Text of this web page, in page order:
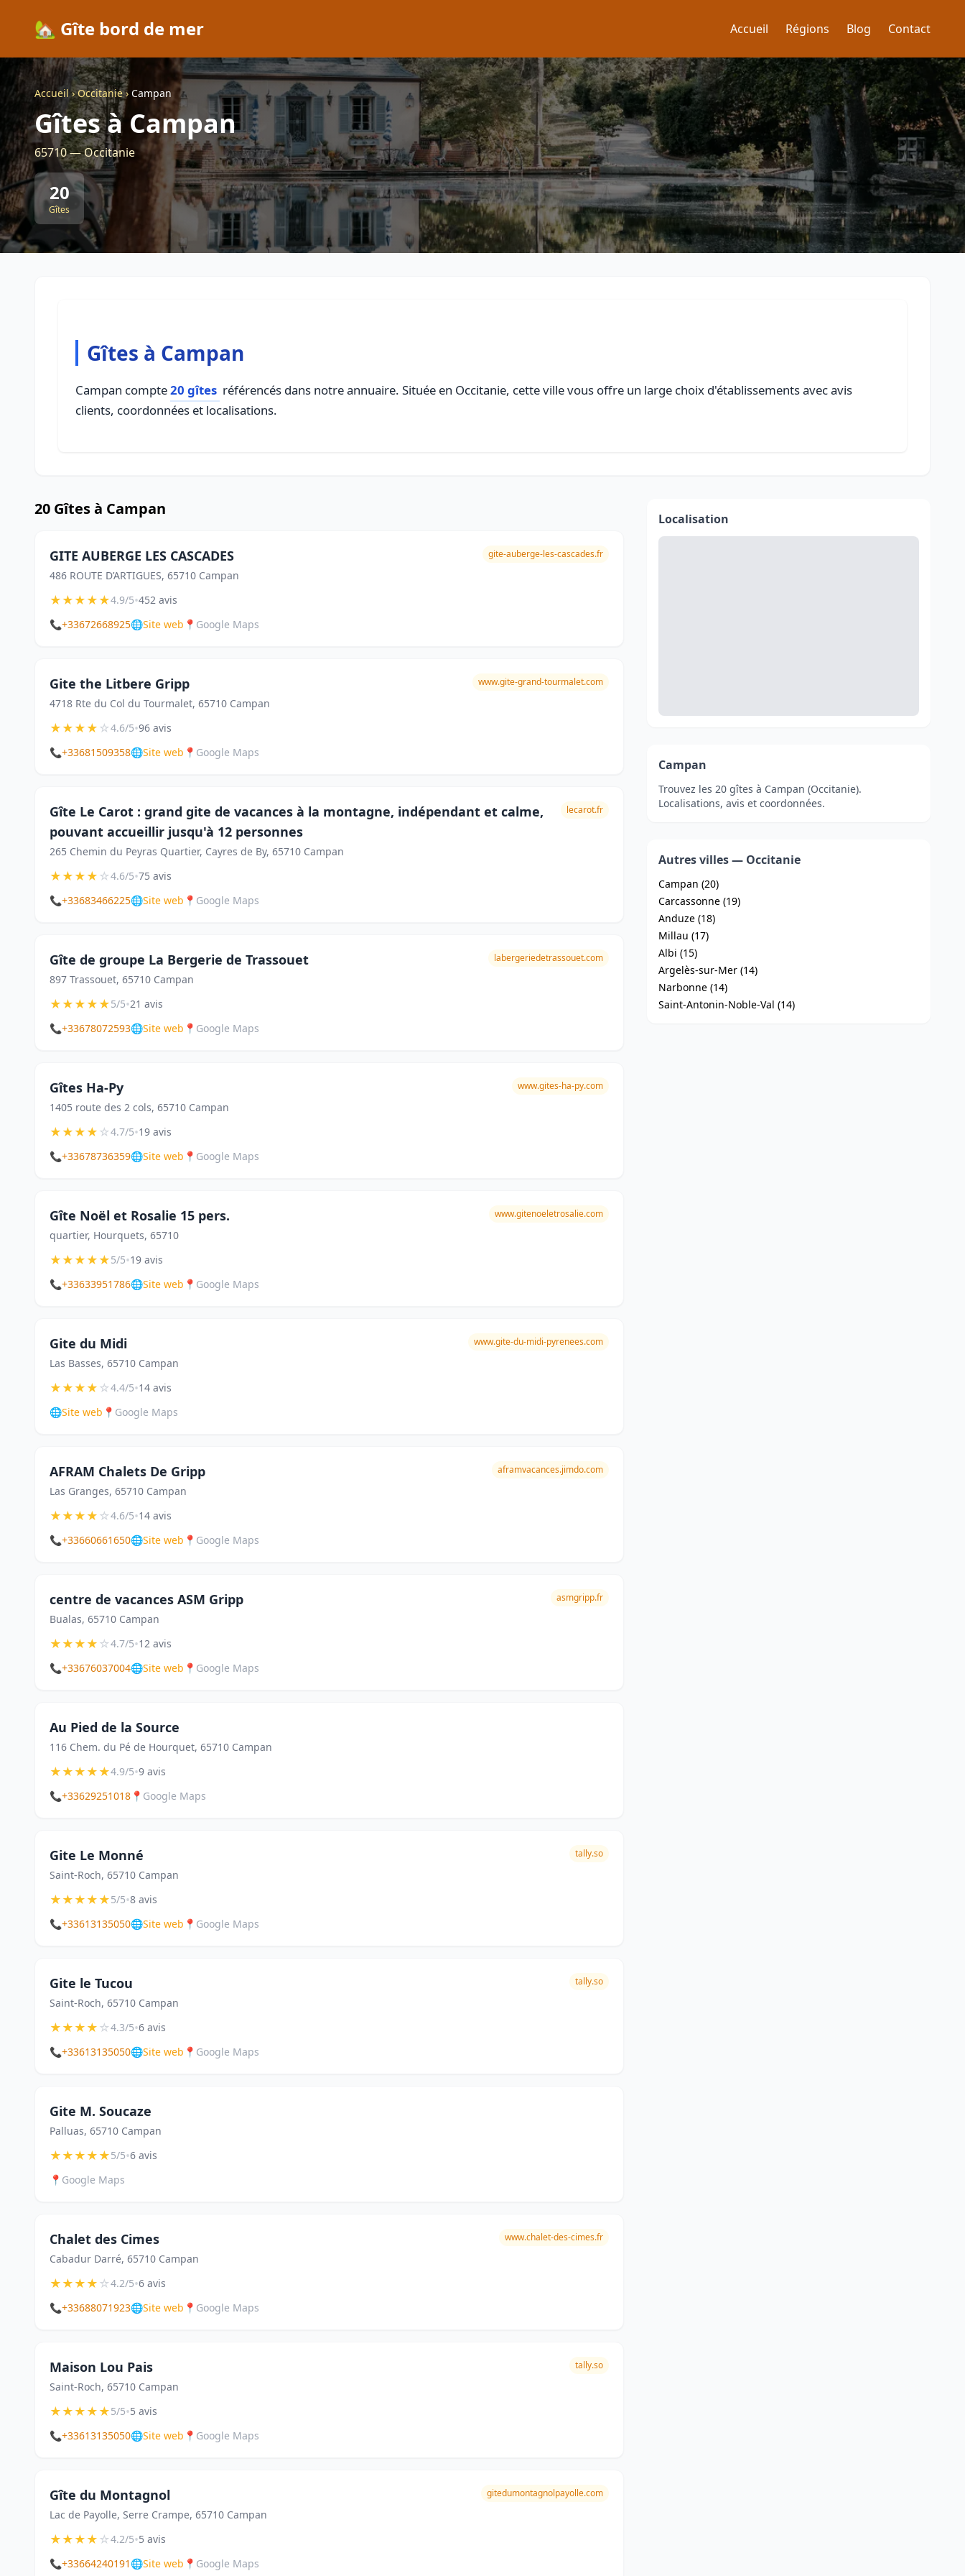
🏡 Gîte bord de mer Accueil Régions Blog Contact
Accueil›Occitanie› Campan
Gîtes à Campan
65710 — Occitanie
20
Gîtes
Gîtes à Campan
Campan compte20 gîtes référencés dans notre annuaire. Située en Occitanie, cette ville vous offre un large choix d'établissements avec avis
clients, coordonnées et localisations.
20 Gîtes à Campan
GITE AUBERGE LES CASCADES
486 ROUTE D’ARTIGUES, 65710 Campan
gite-auberge-les-cascades.fr
★★★★★4.9/5•452 avis
📞+33672668925🌐Site web 📍 Google Maps
Gite the Litbere Gripp
4718 Rte du Col du Tourmalet, 65710 Campan
www.gite-grand-tourmalet.com
★★★★☆4.6/5•96 avis
📞+33681509358🌐Site web 📍 Google Maps
Gîte Le Carot : grand gite de vacances à la montagne, indépendant et calme,
pouvant accueillir jusqu'à 12 personnes
265 Chemin du Peyras Quartier, Cayres de By, 65710 Campan
lecarot.fr
★★★★☆4.6/5•75 avis
📞+33683466225🌐Site web 📍 Google Maps
Gîte de groupe La Bergerie de Trassouet
897 Trassouet, 65710 Campan
labergeriedetrassouet.com
★★★★★5/5•21 avis
📞+33678072593🌐Site web 📍 Google Maps
Gîtes Ha-Py
1405 route des 2 cols, 65710 Campan
www.gites-ha-py.com
★★★★☆4.7/5•19 avis
📞+33678736359🌐Site web 📍 Google Maps
Gîte Noël et Rosalie 15 pers.
quartier, Hourquets, 65710
www.gitenoeletrosalie.com
★★★★★5/5•19 avis
📞+33633951786🌐Site web 📍 Google Maps
Gite du Midi
Las Basses, 65710 Campan
www.gite-du-midi-pyrenees.com
★★★★☆4.4/5•14 avis
🌐Site web 📍 Google Maps
AFRAM Chalets De Gripp
Las Granges, 65710 Campan
aframvacances.jimdo.com
★★★★☆4.6/5•14 avis
📞+33660661650🌐Site web 📍 Google Maps
centre de vacances ASM Gripp
Bualas, 65710 Campan
asmgripp.fr
★★★★☆4.7/5•12 avis
📞+33676037004🌐Site web 📍 Google Maps
Au Pied de la Source
116 Chem. du Pé de Hourquet, 65710 Campan
★★★★★4.9/5•9 avis
📞+33629251018 📍 Google Maps
Gite Le Monné
Saint-Roch, 65710 Campan
tally.so
★★★★★5/5•8 avis
📞+33613135050🌐Site web 📍 Google Maps
Gite le Tucou
Saint-Roch, 65710 Campan
tally.so
★★★★☆4.3/5•6 avis
📞+33613135050🌐Site web 📍 Google Maps
Gite M. Soucaze
Palluas, 65710 Campan
★★★★★5/5•6 avis
📍 Google Maps
Chalet des Cimes
Cabadur Darré, 65710 Campan
www.chalet-des-cimes.fr
★★★★☆4.2/5•6 avis
📞+33688071923🌐Site web 📍 Google Maps
Maison Lou Pais
Saint-Roch, 65710 Campan
tally.so
★★★★★5/5•5 avis
📞+33613135050🌐Site web 📍 Google Maps
Gîte du Montagnol
Lac de Payolle, Serre Crampe, 65710 Campan
gitedumontagnolpayolle.com
★★★★☆4.2/5•5 avis
📞+33664240191 🌐Site web 📍 Google Maps
Localisation
Campan
Trouvez les 20 gîtes à Campan (Occitanie).
Localisations, avis et coordonnées.
Autres villes — Occitanie
Campan (20)
Carcassonne (19)
Anduze (18)
Millau (17)
Albi (15)
Argelès-sur-Mer (14)
Narbonne (14)
Saint-Antonin-Noble-Val (14)